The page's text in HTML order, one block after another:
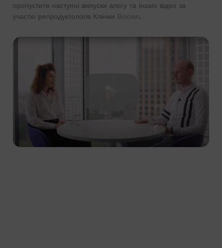
пропустите наступні випуски влогу та інших відео за
участю репродуктологів Клініки Bocian.